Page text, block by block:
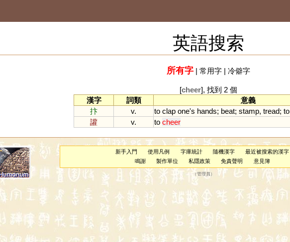
英語搜索
所有字| 常用字| 冷僻字
[cheer], 找到 2 個
漢字
詞類
意義
抃
v. to clap one's hands; beat; stamp, tread; to
讙
v. to cheer
新手入門 使用凡例 字庫統計 隨機漢字
最近被搜索的漢字
鳴謝
製作單位 私隱政策 免責聲明 意見簿
（管理員 ）